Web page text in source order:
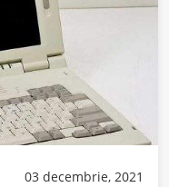
03 decembrie, 2021